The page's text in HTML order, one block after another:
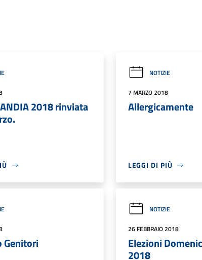
2018 rinviata
NOTIZIE
7 MARZO 2018
Allergicamente
LEGGI DI PIÙ
Genitori
NOTIZIE
26 FEBBRAIO 2018
Elezioni
2018